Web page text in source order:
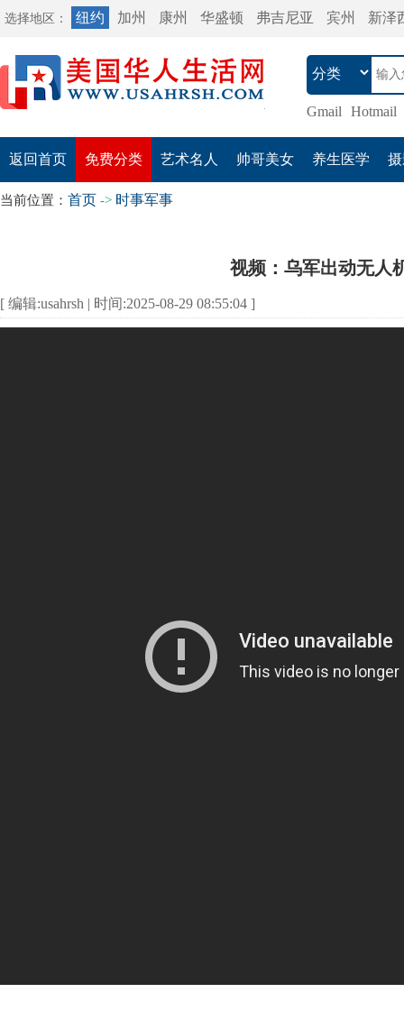
选择地区： 纽约 加州 康州 华盛顿 弗吉尼亚 宾州 新泽
Gmail Hotmail
返回首页 免费分类 艺术名人 帅哥美女 养生医学
当前位置： 首页 -> 时事军事
视频：乌军出动无人
[ 编辑:usahrsh | 时间:2025-08-29 08:55:04 ]